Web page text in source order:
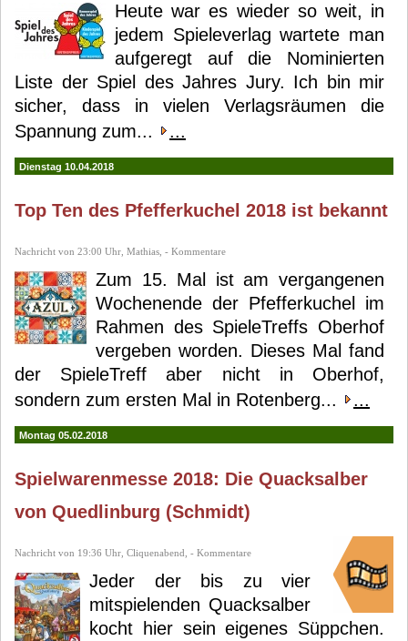
Heute war es wieder so weit, in
jedem Spieleverlag wartete man
aufgeregt auf die Nominierten
Liste der Spiel des Jahres Jury. Ich bin mir
sicher, dass in vielen Verlagsräumen die
Spannung zum...
...
Dienstag 10.04.2018
Top Ten des Pfefferkuchel 2018 ist bekannt
Nachricht von 23:00 Uhr, Mathias, - Kommentare
Zum 15. Mal ist am vergangenen
Wochenende der Pfefferkuchel im
Rahmen des SpieleTreffs Oberhof
vergeben worden. Dieses Mal fand
der SpieleTreff aber nicht in Oberhof,
sondern zum ersten Mal in Rotenberg...
...
Montag 05.02.2018
Spielwarenmesse 2018: Die Quacksalber
von Quedlinburg (Schmidt)
Nachricht von 19:36 Uhr, Cliquenabend, - Kommentare
Jeder der bis zu vier
mitspielenden Quacksalber
kocht hier sein eigenes Süppchen.